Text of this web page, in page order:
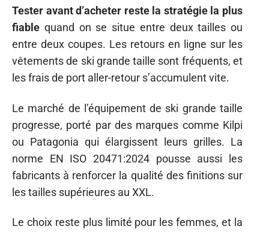
Tester avant d’acheter reste la stratégie la plus
fiable quand on se situe entre deux tailles ou
entre deux coupes. Les retours en ligne sur les
vêtements de ski grande taille sont fréquents, et
les frais de port aller-retour s’accumulent vite.
Le marché de l’équipement de ski grande taille
progresse, porté par des marques comme Kilpi
ou Patagonia qui élargissent leurs grilles. La
norme EN ISO 20471:2024 pousse aussi les
fabricants à renforcer la qualité des finitions sur
les tailles supérieures au XXL.
Le choix reste plus limité pour les femmes, et la